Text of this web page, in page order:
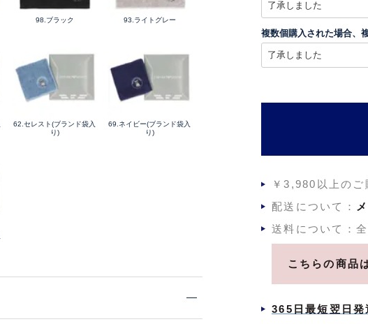
98.ブラック 93.ライトグレー
62.セレスト(ブランド袋入
り)
69.ネイビー(ブランド袋入
り)
)
複数個購入された場合、
￥3,980以上のご
配送について：
送料について：
こちらの商品
365日最短翌日発